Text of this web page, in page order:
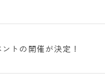
トの開催が決定！